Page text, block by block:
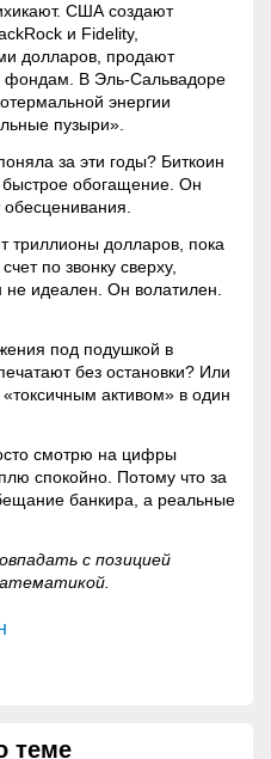
США создают
и Fidelity,
долларов, продают
фондам. В Эль-Сальвадоре
энергии
пузыри».
за эти годы? Биткоин
быстрое обогащение. Он
триллионы долларов, пока
по звонку сверху,
не идеален. Он волатилен.
под подушкой в
без остановки? Или
«токсичным активом» в один
смотрю на цифры
спокойно. Потому что за
банкира, а реальные
с позицией
теме